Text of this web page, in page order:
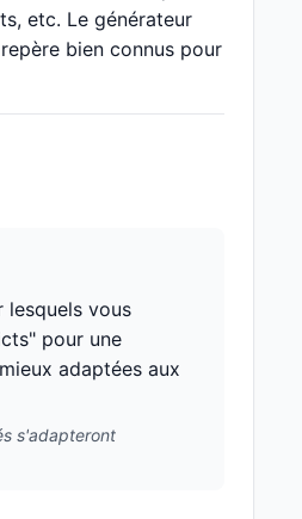
etc. Le générateur
bien connus pour
lesquels vous
pour une
adaptées aux
s'adapteront